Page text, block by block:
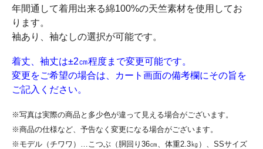
年間通して着用出来る綿100%の天竺素材を使用してお
ります。
袖あり、袖なしの選択が可能です。
着丈、袖丈は±2㎝程度まで変更可能です。
変更をご希望の場合は、カート画面の備考欄にその旨を
ご記入ください。
※写真は実際の商品と多少色が違って見える場合がございます。
※商品の仕様など、予告なく変更になる場合がございます。
※モデル（チワワ）…こつぶ（胴回り36㎝、体重2.3㎏）、SSサイズ